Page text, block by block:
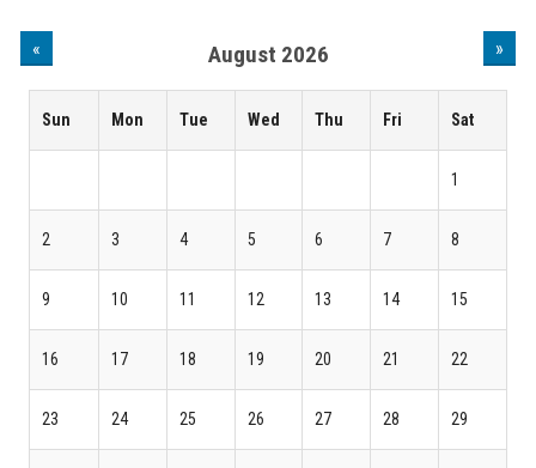
« August 2026 »
Sun Mon Tue Wed Thu Fri Sat
1
2 3 4 5 6 7 8
9 10 11 12 13 14 15
16 17 18 19 20 21 22
23 24 25 26 27 28 29